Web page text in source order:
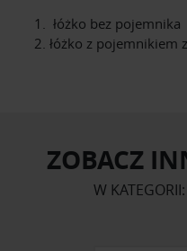
łóżko bez pojemnika
łóżko z pojemnikiem
ZOBACZ
W